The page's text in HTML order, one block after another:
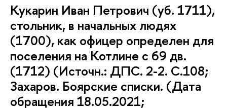
Кукарин Иван Петрович (уб. 1711),
стольник, в начальных людях
(1700), как офицер определен для
поселения на Котлине с 69 дв.
(1712) (Источн.: ДПС. 2-2. С.108;
Захаров. Боярские списки. (Дата
обращения 18.05.2021;